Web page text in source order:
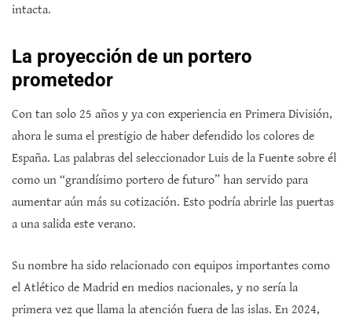
intacta.
La proyección de un portero
prometedor
Con tan solo 25 años y ya con experiencia en Primera División,
ahora le suma el prestigio de haber defendido los colores de
España. Las palabras del seleccionador Luis de la Fuente sobre él
como un “grandísimo portero de futuro” han servido para
aumentar aún más su cotización. Esto podría abrirle las puertas
a una salida este verano.
Su nombre ha sido relacionado con equipos importantes como
el Atlético de Madrid en medios nacionales, y no sería la
primera vez que llama la atención fuera de las islas. En 2024,